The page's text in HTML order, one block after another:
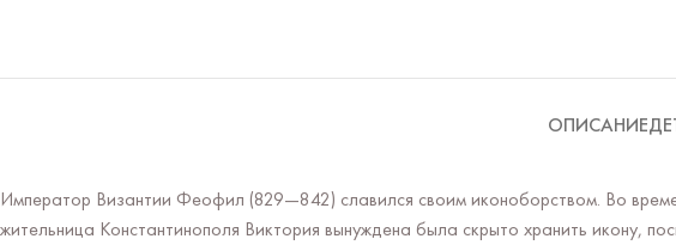
ОПИСАНИЕ
Император Византии Феофил (829—842) славился своим иконоборством. Во
жительница Константинополя Виктория вынуждена была скрыто хранить икону,